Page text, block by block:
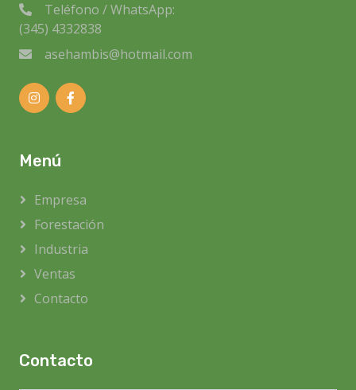
Teléfono / WhatsApp:
(345) 4332838
asehambis@hotmail.com
Menú
Empresa
Forestación
Industria
Ventas
Contacto
Contacto